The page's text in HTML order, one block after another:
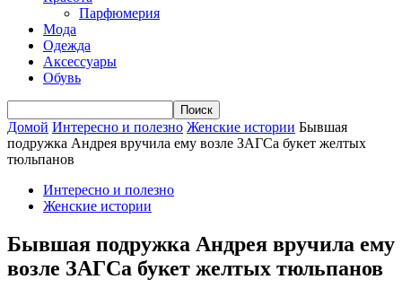
Парфюмерия
Мода
Одежда
Аксессуары
Обувь
Домой Интересно и полезно Женские истории Бывшая
подружка Андрея вручила ему возле ЗАГСа букет желтых
тюльпанов
Интересно и полезно
Женские истории
Бывшая подружка Андрея вручила ему
возле ЗАГСа букет желтых тюльпанов